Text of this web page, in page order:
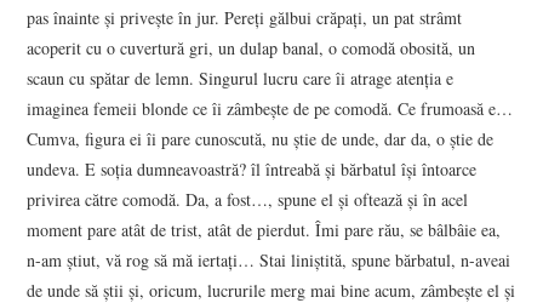
pas înainte şi priveşte în jur. Pereţi gălbui crăpaţi, un pat strâmt
acoperit cu o cuvertură gri, un dulap banal, o comodă obosită, un
scaun cu spătar de lemn. Singurul lucru care îi atrage atenţia e
imaginea femeii blonde ce îi zâmbeşte de pe comodă. Ce frumoasă e…
Cumva, figura ei îi pare cunoscută, nu ştie de unde, dar da, o ştie de
undeva. E soţia dumneavoastră? îl întreabă şi bărbatul îşi întoarce
privirea către comodă. Da, a fost…, spune el şi oftează şi în acel
moment pare atât de trist, atât de pierdut. Îmi pare rău, se bâlbâie ea,
n-am ştiut, vă rog să mă iertaţi… Stai liniştită, spune bărbatul, n-aveai
de unde să ştii şi, oricum, lucrurile merg mai bine acum, zâmbeşte el şi